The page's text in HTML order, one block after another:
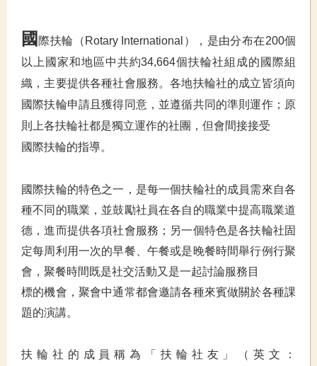
國際扶輪（Rotary International），是由分布在200個
以上國家和地區中共約34,664個扶輪社組成的國際組
織，主要提供各種社會服務。各地扶輪社的成立皆須向
國際扶輪申請且獲得同意，並遵循共同的準則運作；原
則上各扶輪社都是獨立運作的社團，但會間接接受
國際扶輪的指導。
國際扶輪的特色之一，是每一個扶輪社的成員需來自各
種不同的職業，並鼓勵社員在各自的職業中提高職業道
德，進而提供各項社會服務；另一個特色是各扶輪社固
定每周利用一次的早餐、午餐或是晚餐時間舉行例行聚
會，聚餐時間既是社交活動又是一起討論服務目
標的機會，聚會中通常都會邀請各種來賓做關於各種課
題的演講。
扶輪社的成員稱為「扶輪社友」（英文：